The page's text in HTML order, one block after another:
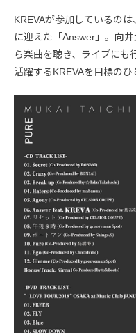
KREVAが参加しているの
に迎えた「Answer」。向
ら楽曲を聴き、ライブにも
活躍するKREVAを目標のひ